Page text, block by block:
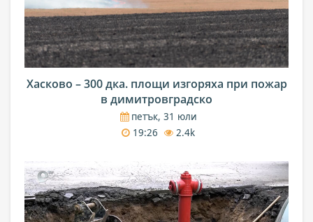
Хасково – 300 дка. площи изгоряха при пожар
в димитровградско
петък, 31 юли
19:26
2.4k